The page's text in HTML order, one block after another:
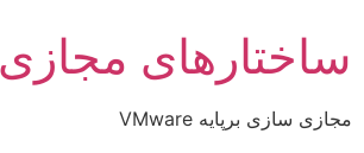
محتوا
ساختارهای
مجازی سازی برپایه VMware